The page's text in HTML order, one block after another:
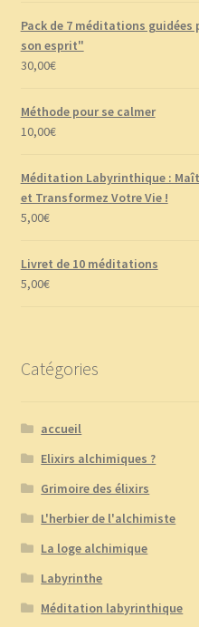
Pack de 7 méditations
son esprit"
30,00€
Méthode pour se calmer
10,00€
Méditation Labyrinthique :
et Transformez Votre Vie !
5,00€
Livret de 10 méditations
5,00€
Catégories
accueil
Elixirs alchimiques ?
Grimoire des élixirs
L'herbier de l'alchimiste
La loge alchimique
Labyrinthe
Méditation labyrinthique